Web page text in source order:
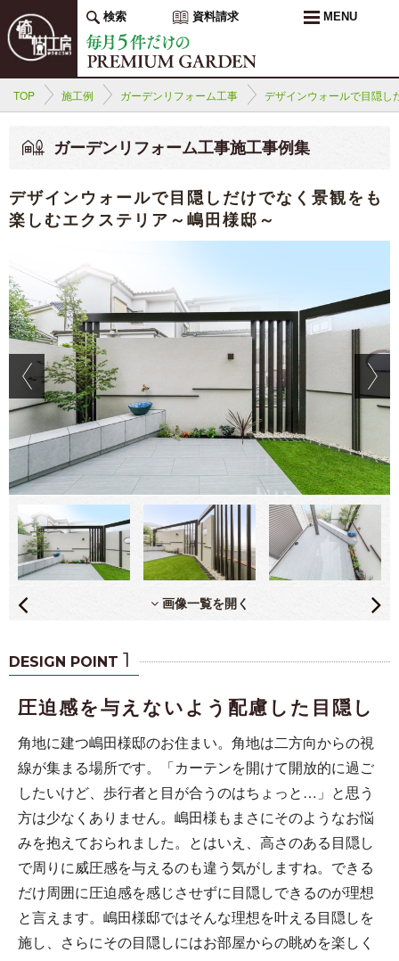
検索 資料請求 MENU
TOP 施工例 ガーデンリフォーム工事 デザインウォールで目隠し
ガーデンリフォーム工事施工事例集
デザインウォールで目隠しだけでなく景観をも
楽しむエクステリア～嶋田様邸～
画像一覧を開く
DESIGN POINT 1
圧迫感を与えないよう配慮した目隠し
角地に建つ嶋田様邸のお住まい。角地は二方向からの視
線が集まる場所です。「カーテンを開けて開放的に過ご
したいけど、歩行者と目が合うのはちょっと…」と思う
方は少なくありません。嶋田様もまさにそのようなお悩
みを抱えておられました。とはいえ、高さのある目隠し
で周りに威圧感を与えるのも違う気がしますね。できる
だけ周囲に圧迫感を感じさせずに目隠しできるのが理想
と言えます。嶋田様邸ではそんな理想を叶える目隠しを
施し、さらにその目隠しにはお部屋からの眺めを楽しく